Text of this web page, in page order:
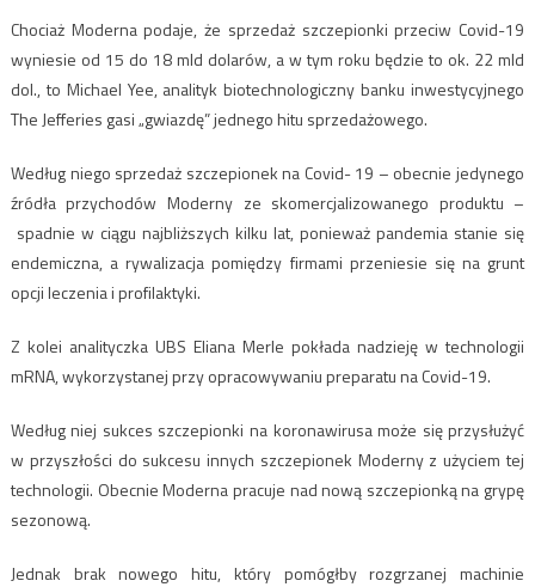
Chociaż Moderna podaje, że sprzedaż szczepionki przeciw Covid-19
wyniesie od 15 do 18 mld dolarów, a w tym roku będzie to ok. 22 mld
dol., to Michael Yee, analityk biotechnologiczny banku inwestycyjnego
The Jefferies gasi „gwiazdę” jednego hitu sprzedażowego.
Według niego sprzedaż szczepionek na Covid- 19 – obecnie jedynego
źródła przychodów Moderny ze skomercjalizowanego produktu –
spadnie w ciągu najbliższych kilku lat, ponieważ pandemia stanie się
endemiczna, a rywalizacja pomiędzy firmami przeniesie się na grunt
opcji leczenia i profilaktyki.
Z kolei analityczka UBS Eliana Merle pokłada nadzieję w technologii
mRNA, wykorzystanej przy opracowywaniu preparatu na Covid-19.
Według niej sukces szczepionki na koronawirusa może się przysłużyć
w przyszłości do sukcesu innych szczepionek Moderny z użyciem tej
technologii. Obecnie Moderna pracuje nad nową szczepionką na grypę
sezonową.
Jednak brak nowego hitu, który pomógłby rozgrzanej machinie